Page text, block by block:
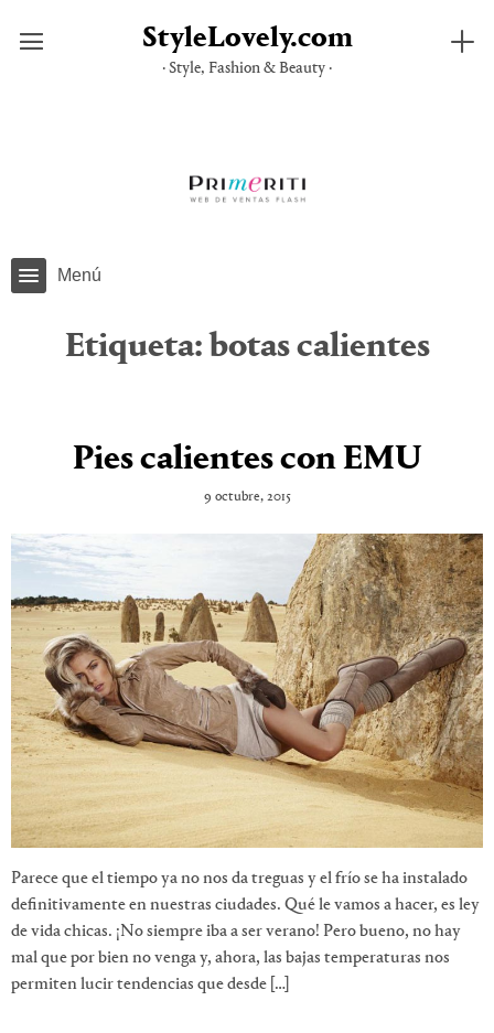
StyleLovely.com
· Style, Fashion & Beauty ·
Menú
Etiqueta: botas calientes
Pies calientes con EMU
9 octubre, 2015
Parece que el tiempo ya no nos da treguas y el frío se ha instalado
definitivamente en nuestras ciudades. Qué le vamos a hacer, es ley
de vida chicas. ¡No siempre iba a ser verano! Pero bueno, no hay
mal que por bien no venga y, ahora, las bajas temperaturas nos
permiten lucir tendencias que desde […]